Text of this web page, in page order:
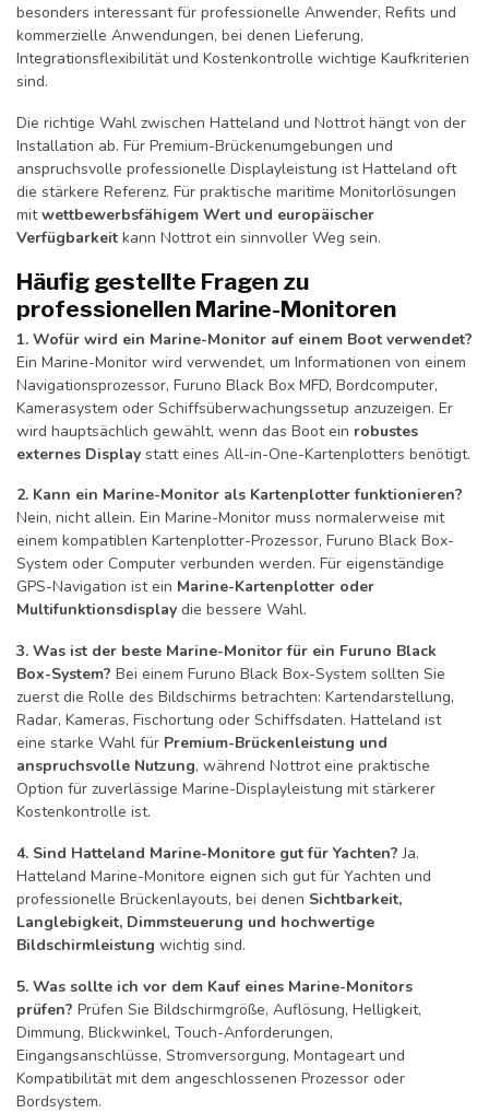
besonders interessant für professionelle Anwender, Refits und
kommerzielle Anwendungen, bei denen Lieferung,
Integrationsflexibilität und Kostenkontrolle wichtige Kaufkriterien
sind.
Die richtige Wahl zwischen Hatteland und Nottrot hängt von der
Installation ab. Für Premium-Brückenumgebungen und
anspruchsvolle professionelle Displayleistung ist Hatteland oft
die stärkere Referenz. Für praktische maritime Monitorlösungen
mitwettbewerbsfähigem Wert und europäischer
Verfügbarkeit kann Nottrot ein sinnvoller Weg sein.
Häufig gestellte Fragen zu
professionellen Marine-Monitoren
1. Wofür wird ein Marine-Monitor auf einem Boot verwendet?
Ein Marine-Monitor wird verwendet, um Informationen von einem
Navigationsprozessor, Furuno Black Box MFD, Bordcomputer,
Kamerasystem oder Schiffsüberwachungssetup anzuzeigen. Er
wird hauptsächlich gewählt, wenn das Boot ein robustes
externes Display statt eines All-in-One-Kartenplotters benötigt.
2. Kann ein Marine-Monitor als Kartenplotter funktionieren?
Nein, nicht allein. Ein Marine-Monitor muss normalerweise mit
einem kompatiblen Kartenplotter-Prozessor, Furuno Black Box-
System oder Computer verbunden werden. Für eigenständige
GPS-Navigation ist ein Marine-Kartenplotter oder
Multifunktionsdisplay die bessere Wahl.
3. Was ist der beste Marine-Monitor für ein Furuno Black
Box-System? Bei einem Furuno Black Box-System sollten Sie
zuerst die Rolle des Bildschirms betrachten: Kartendarstellung,
Radar, Kameras, Fischortung oder Schiffsdaten. Hatteland ist
eine starke Wahl für Premium-Brückenleistung und
anspruchsvolle Nutzung, während Nottrot eine praktische
Option für zuverlässige Marine-Displayleistung mit stärkerer
Kostenkontrolle ist.
4. Sind Hatteland Marine-Monitore gut für Yachten? Ja.
Hatteland Marine-Monitore eignen sich gut für Yachten und
professionelle Brückenlayouts, bei denen Sichtbarkeit,
Langlebigkeit, Dimmsteuerung und hochwertige
Bildschirmleistung wichtig sind.
5. Was sollte ich vor dem Kauf eines Marine-Monitors
prüfen? Prüfen Sie Bildschirmgröße, Auflösung, Helligkeit,
Dimmung, Blickwinkel, Touch-Anforderungen,
Eingangsanschlüsse, Stromversorgung, Montageart und
Kompatibilität mit dem angeschlossenen Prozessor oder
Bordsystem.